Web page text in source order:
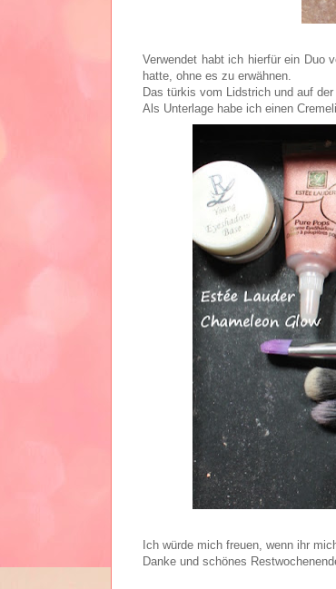
Verwendet habt ich hierfür ein Duo
hatte, ohne es zu erwähnen.
Das türkis vom Lidstrich und auf
Als Unterlage habe ich einen
Ich würde mich freuen, wenn ihr
Danke und schönes